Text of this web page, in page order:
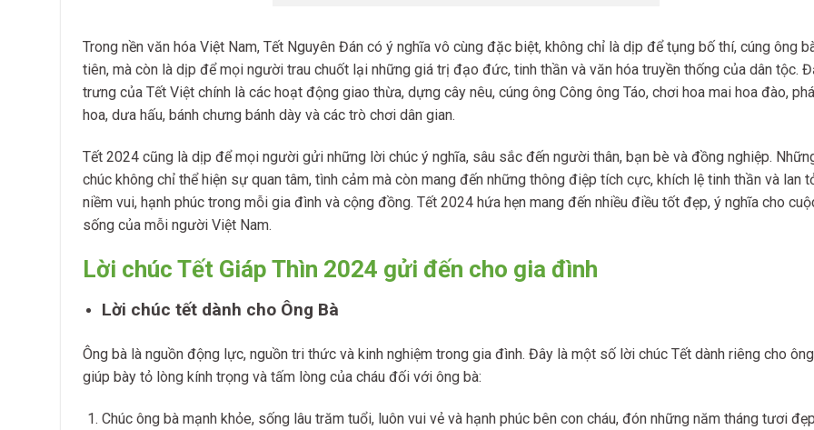
Trong nền văn hóa Việt Nam, Tết Nguyên Đán có ý nghĩa vô cùng đặc biệt, không chỉ là dịp để tụng bố thí, cúng ông
tiên, mà còn là dịp để mọi người trau chuốt lại những giá trị đạo đức, tinh thần và văn hóa truyền thống của dân tộc.
trưng của Tết Việt chính là các hoạt động giao thừa, dựng cây nêu, cúng ông Công ông Táo, chơi hoa mai hoa đào,
hoa, dưa hấu, bánh chưng bánh dày và các trò chơi dân gian.
Tết 2024 cũng là dịp để mọi người gửi những lời chúc ý nghĩa, sâu sắc đến người thân, bạn bè và đồng nghiệp.
chúc không chỉ thể hiện sự quan tâm, tình cảm mà còn mang đến những thông điệp tích cực, khích lệ tinh thần và lan
niềm vui, hạnh phúc trong mỗi gia đình và cộng đồng. Tết 2024 hứa hẹn mang đến nhiều điều tốt đẹp, ý nghĩa cho
sống của mỗi người Việt Nam.
Lời chúc Tết Giáp Thìn 2024 gửi đến cho gia đình
Lời chúc tết dành cho Ông Bà
Ông bà là nguồn động lực, nguồn tri thức và kinh nghiệm trong gia đình. Đây là một số lời chúc Tết dành riêng cho
giúp bày tỏ lòng kính trọng và tấm lòng của cháu đối với ông bà:
Chúc ông bà mạnh khỏe, sống lâu trăm tuổi, luôn vui vẻ và hạnh phúc bên con cháu, đón những năm tháng tươi